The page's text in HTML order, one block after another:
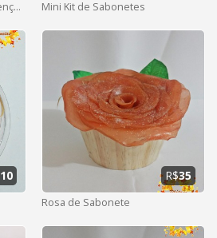
Kit de Sabonete e Água de Lençois Mini Kit de Sabonetes
10
Rosa de Sabonete
R$35